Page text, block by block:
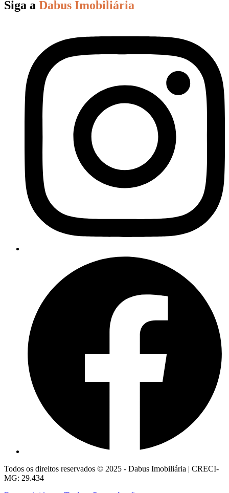
Siga a Dabus Imobiliária
Todos os direitos reservados © 2025 - Dabus Imobiliária | CRECI-
MG: 29.434